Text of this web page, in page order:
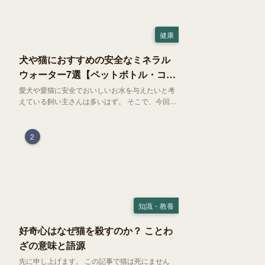
健康
犬や猫におすすめの安全なミネラル
ウォーター7選【ペットボトル・コン
ビニ対応】
愛犬や愛猫に安全でおいしいお水を与えたいと考
えている飼い主さんは多いはず。 そこで、今回は
おすすめなものを厳選してご紹介します！
2
知識・教養
好奇心はなぜ猫を殺すのか？ ことわ
ざの意味と語源
先に申し上げます。 この記事で猫は死にません